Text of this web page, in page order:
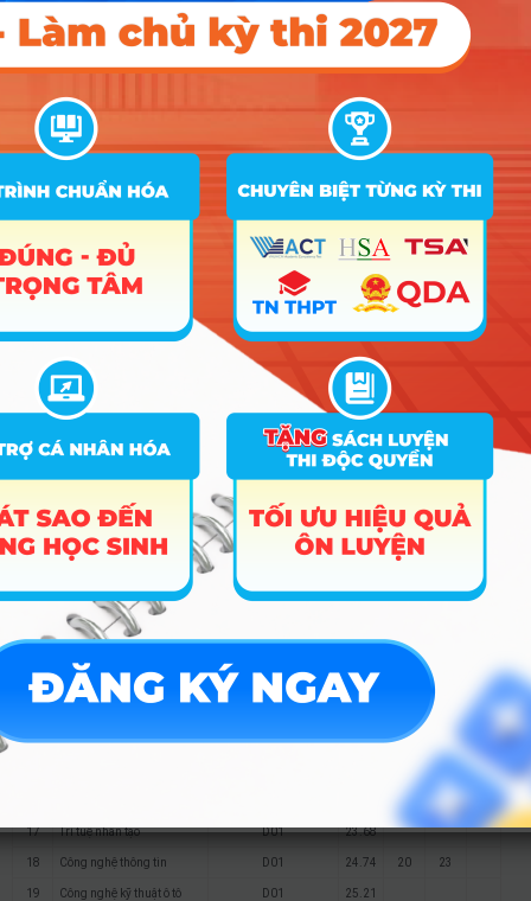
33
Quản trị dịch vụ
du lịch và lữ
A00; A01; D01; D04; D09;
X01; X17; X21; X25; X78
22.25 19.85 17.75
sạn
22.65
35
Quản lý tài
nguyên và môi
B02; C04; C13; D01; D10;
20.75 15 15
STT Tên ngành Tổ hợp
2025 2024 2023
1 Quản lý Giáo dục D01 27.33 18 18
D01; D14; D15
Ngôn ngữ Trung Quốc
A01; D01; D04; D15
D01; D14; D15 25.73
4 Kinh tế D01; X25 24.67 20 24.5
5 Quản lý nhà nước D01; D14; X01; X25 26.16 18.5 18
26.87
Việt Nam học D01; D15 26.09
8 Quản trị kinh doanh
D01; D04; X01; X25;
24.88 20
Kế toán
11 Kế toán CLC D01; X25 23.25 19.5
12 Kiểm toán
14 Khoa học dữ liệu D01 21.23
17 Trí tuệ nhân tạo D01 23.68
18 Công nghệ thông tin D01 24.74 20 23
19 Công nghệ kỹ thuật ô tô D01 25.21